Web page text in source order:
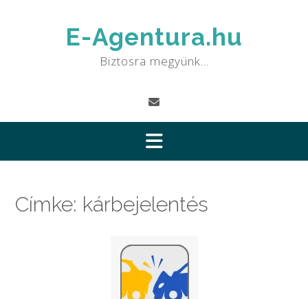
E-Agentura.hu
Biztosra megyünk…
Címke: kárbejelentés